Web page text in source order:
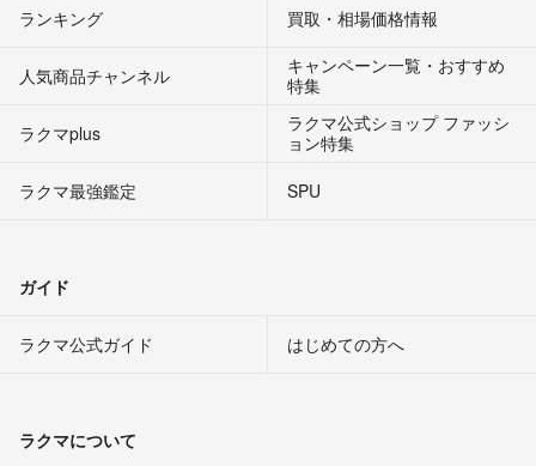
ランキング 買取・相場価格情報
人気商品チャンネル
キャンペーン一覧・おすすめ
特集
ラクマplus
ラクマ公式ショップ ファッシ
ョン特集
ラクマ最強鑑定
SPU
ガイド
ラクマ公式ガイド はじめての方へ
ラクマについて